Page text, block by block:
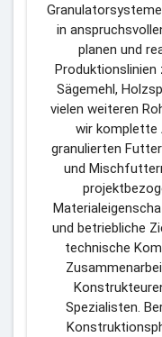
in
planen und
Produktionslinien
Sägemehl,
vielen weiteren
wir komplette
granulierten
und
und betriebliche
technische
Spezialisten.